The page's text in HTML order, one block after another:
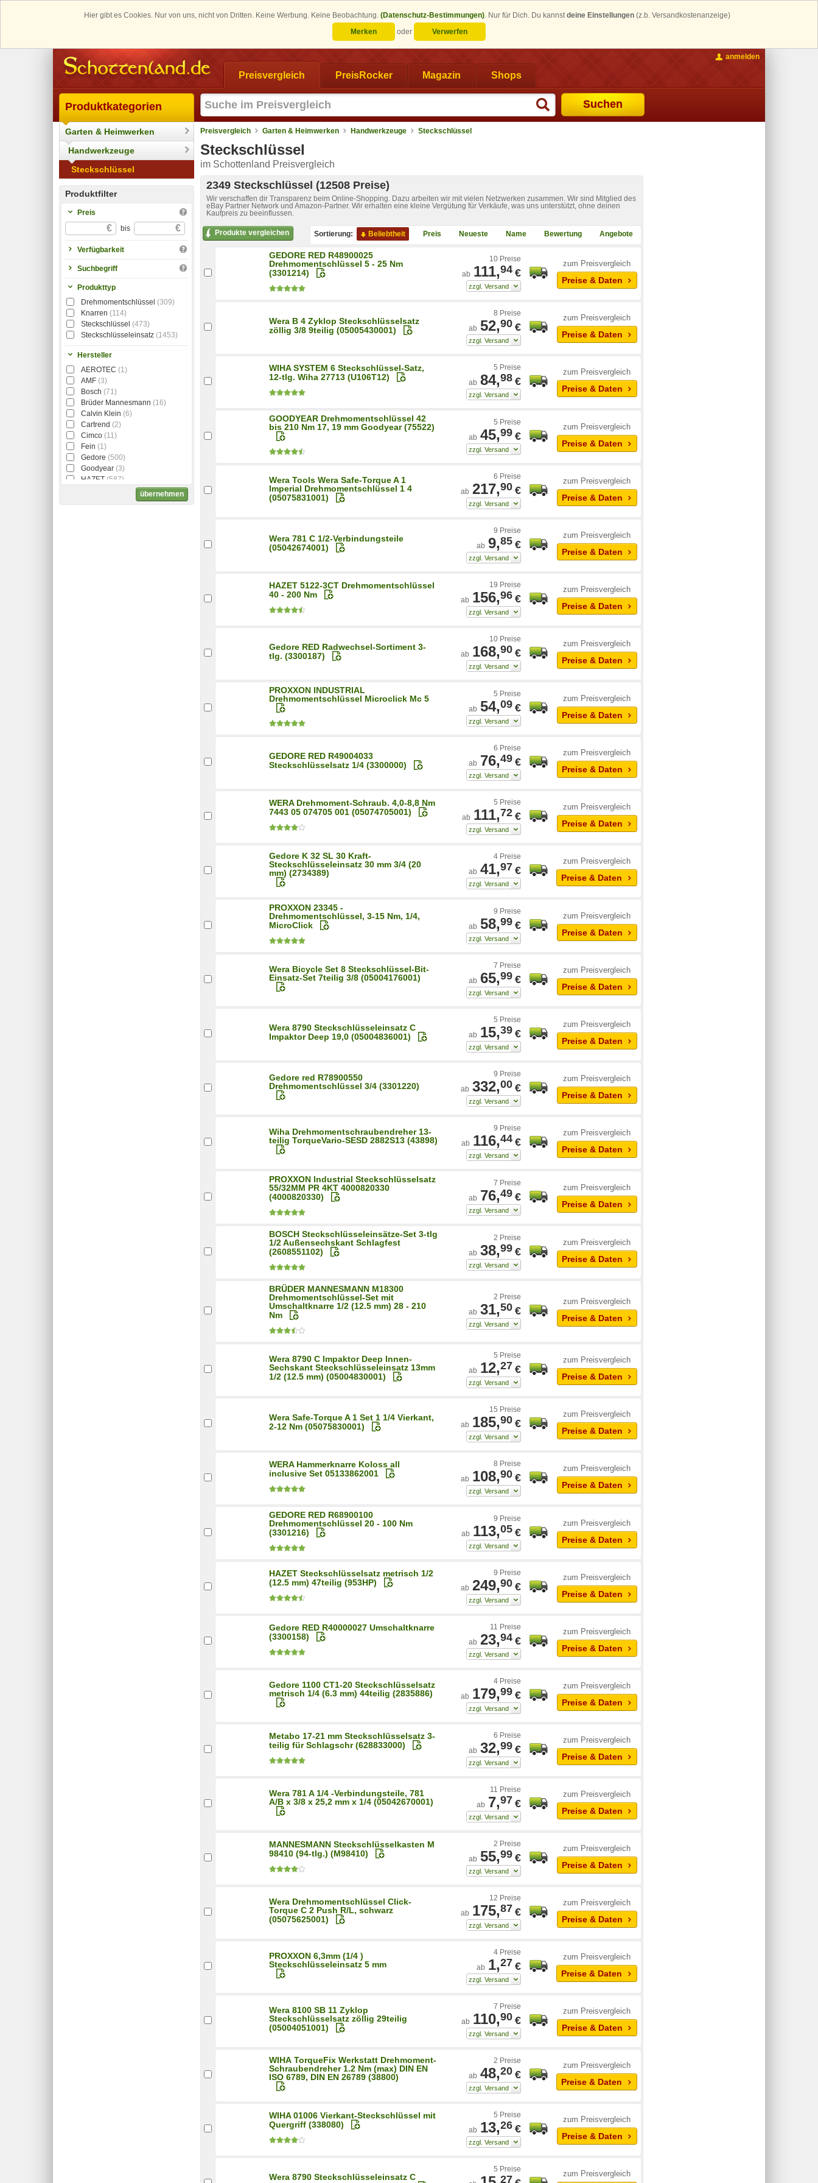
Hier gibt es Cookies. Nur von uns, nicht von Dritten. Keine Werbung. Keine Beobachtung. (Datenschutz-Bestimmungen). Nur für Dich. Du kannstdeine Einstellungen (z.b. Versandkostenanzeige)
Merken
oder Verwerfen
Preisvergleich PreisRocker Magazin Shops
Suchen
anmelden
Produktkategorien
Garten & Heimwerken
Handwerkzeuge
Steckschlüssel
Produktfilter
Preis
€ bis €
Verfügbarkeit
Suchbegriff
Produkttyp
Drehmomentschlüssel (309)
Knarren (114)
Steckschlüssel (473)
Steckschlüsseleinsatz (1453)
Hersteller
AEROTEC (1)
AMF (3)
Bosch (71)
Brüder Mannesmann (16)
Calvin Klein (6)
Cartrend (2)
Cimco (11)
Fein (1)
Gedore (500)
Goodyear (3)
HAZET (587)
übernehmen
Preisvergleich Garten & Heimwerken Handwerkzeuge Steckschlüssel
Steckschlüssel
im Schottenland Preisvergleich
2349 Steckschlüssel (12508 Preise)
Wir verschaffen dir Transparenz beim Online-Shopping. Dazu arbeiten wir mit vielen Netzwerken zusammen. Wir sind Mitglied des
eBay Partner Network und Amazon-Partner. Wir erhalten eine kleine Vergütung für Verkäufe, was uns unterstützt, ohne deinen
Kaufpreis zu beeinflussen.
Produkte vergleichen Sortierung: Beliebtheit Preis Neueste Name Bewertung Angebote
GEDORE RED R48900025
Drehmomentschlüssel 5 - 25 Nm
(3301214)
10 Preise
ab 111,94 €
zum Preisvergleich
Preise & Daten
Wera B 4 Zyklop Steckschlüsselsatz
zöllig 3/8 9teilig (05005430001)
8 Preise
ab 52,90 €
zum Preisvergleich
Preise & Daten
WIHA SYSTEM 6 Steckschlüssel-Satz,
12-tlg. Wiha 27713 (U106T12)
5 Preise
ab 84,98 €
zum Preisvergleich
Preise & Daten
GOODYEAR Drehmomentschlüssel 42
bis 210 Nm 17, 19 mm Goodyear (75522)
5 Preise
ab 45,99 €
zum Preisvergleich
Preise & Daten
Wera Tools Wera Safe-Torque A 1
Imperial Drehmomentschlüssel 1 4
(05075831001)
6 Preise
ab 217,90 €
zum Preisvergleich
Preise & Daten
Wera 781 C 1/2-Verbindungsteile
(05042674001)
9 Preise
ab 9,85 €
zum Preisvergleich
Preise & Daten
HAZET 5122-3CT Drehmomentschlüssel
40 - 200 Nm
19 Preise
ab 156,96 €
zum Preisvergleich
Preise & Daten
Gedore RED Radwechsel-Sortiment 3-
tlg. (3300187)
10 Preise
ab 168,90 €
zum Preisvergleich
Preise & Daten
PROXXON INDUSTRIAL
Drehmomentschlüssel Microclick Mc 5
5 Preise
ab 54,09 €
zum Preisvergleich
Preise & Daten
GEDORE RED R49004033
Steckschlüsselsatz 1/4 (3300000)
6 Preise
ab 76,49 €
zum Preisvergleich
Preise & Daten
WERA Drehmoment-Schraub. 4,0-8,8 Nm
7443 05 074705 001 (05074705001)
5 Preise
ab 111,72 €
zum Preisvergleich
Preise & Daten
Gedore K 32 SL 30 Kraft-
Steckschlüsseleinsatz 30 mm 3/4 (20
mm) (2734389)
4 Preise
ab 41,97 €
zum Preisvergleich
Preise & Daten
PROXXON 23345 -
Drehmomentschlüssel, 3-15 Nm, 1/4,
MicroClick
9 Preise
ab 58,99 €
zum Preisvergleich
Preise & Daten
Wera Bicycle Set 8 Steckschlüssel-Bit-
Einsatz-Set 7teilig 3/8 (05004176001)
7 Preise
ab 65,99 €
zum Preisvergleich
Preise & Daten
Wera 8790 Steckschlüsseleinsatz C
Impaktor Deep 19,0 (05004836001)
5 Preise
ab 15,39 €
zum Preisvergleich
Preise & Daten
Gedore red R78900550
Drehmomentschlüssel 3/4 (3301220)
9 Preise
ab 332,00 €
zum Preisvergleich
Preise & Daten
Wiha Drehmomentschraubendreher 13-
teilig TorqueVario-SESD 2882S13 (43898)
9 Preise
ab 116,44 €
zum Preisvergleich
Preise & Daten
PROXXON Industrial Steckschlüsselsatz
55/32MM PR 4KT 4000820330
(4000820330)
7 Preise
ab 76,49 €
zum Preisvergleich
Preise & Daten
BOSCH Steckschlüsseleinsätze-Set 3-tlg
1/2 Außensechskant Schlagfest
(2608551102)
2 Preise
ab 38,99 €
zum Preisvergleich
Preise & Daten
BRÜDER MANNESMANN M18300
Drehmomentschlüssel-Set mit
Umschaltknarre 1/2 (12.5 mm) 28 - 210
Nm
2 Preise
ab 31,50 €
zum Preisvergleich
Preise & Daten
Wera 8790 C Impaktor Deep Innen-
Sechskant Steckschlüsseleinsatz 13mm
1/2 (12.5 mm) (05004830001)
5 Preise
ab 12,27 €
zum Preisvergleich
Preise & Daten
Wera Safe-Torque A 1 Set 1 1/4 Vierkant,
2-12 Nm (05075830001)
15 Preise
ab 185,90 €
zum Preisvergleich
Preise & Daten
WERA Hammerknarre Koloss all
inclusive Set 05133862001
8 Preise
ab 108,90 €
zum Preisvergleich
Preise & Daten
GEDORE RED R68900100
Drehmomentschlüssel 20 - 100 Nm
(3301216)
9 Preise
ab 113,05 €
zum Preisvergleich
Preise & Daten
HAZET Steckschlüsselsatz metrisch 1/2
(12.5 mm) 47teilig (953HP)
9 Preise
ab 249,90 €
zum Preisvergleich
Preise & Daten
Gedore RED R40000027 Umschaltknarre
(3300158)
11 Preise
ab 23,94 €
zum Preisvergleich
Preise & Daten
Gedore 1100 CT1-20 Steckschlüsselsatz
metrisch 1/4 (6.3 mm) 44teilig (2835886)
4 Preise
ab 179,99 €
zum Preisvergleich
Preise & Daten
Metabo 17-21 mm Steckschlüsselsatz 3-
teilig für Schlagschr (628833000)
6 Preise
ab 32,99 €
zum Preisvergleich
Preise & Daten
Wera 781 A 1/4 -Verbindungsteile, 781
A/B x 3/8 x 25,2 mm x 1/4 (05042670001)
11 Preise
ab 7,97 €
zum Preisvergleich
Preise & Daten
MANNESMANN Steckschlüsselkasten M
98410 (94-tlg.) (M98410)
2 Preise
ab 55,99 €
zum Preisvergleich
Preise & Daten
Wera Drehmomentschlüssel Click-
Torque C 2 Push R/L, schwarz
(05075625001)
12 Preise
ab 175,87 €
zum Preisvergleich
Preise & Daten
PROXXON 6,3mm (1/4 )
Steckschlüsseleinsatz 5 mm
4 Preise
ab 1,27 €
zum Preisvergleich
Preise & Daten
Wera 8100 SB 11 Zyklop
Steckschlüsselsatz zöllig 29teilig
(05004051001)
7 Preise
ab 110,90 €
zum Preisvergleich
Preise & Daten
WIHA TorqueFix Werkstatt Drehmoment-
Schraubendreher 1.2 Nm (max) DIN EN
ISO 6789, DIN EN 26789 (38800)
2 Preise
ab 48,20 €
zum Preisvergleich
Preise & Daten
WIHA 01006 Vierkant-Steckschlüssel mit
Quergriff (338080)
5 Preise
ab 13,26 €
zum Preisvergleich
Preise & Daten
Wera 8790 Steckschlüsseleinsatz C
5 Preise
27 zum Preisvergleich